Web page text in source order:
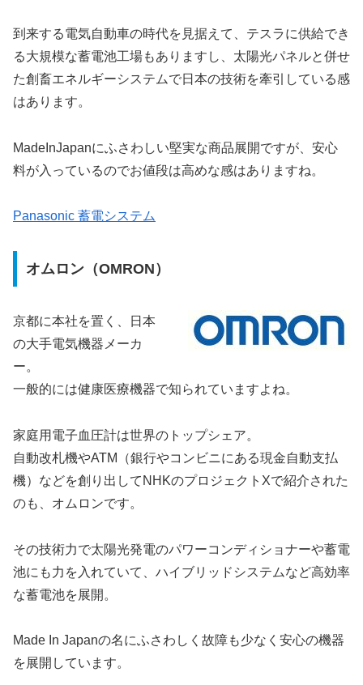
到来する電気自動車の時代を見据えて、テスラに供給でき
る大規模な蓄電池工場もありますし、太陽光パネルと併せ
た創畜エネルギーシステムで日本の技術を牽引している感
はあります。
MadeInJapanにふさわしい堅実な商品展開ですが、安心
料が入っているのでお値段は高めな感はありますね。
Panasonic 蓄電システム
オムロン（OMRON）
京都に本社を置く、日本
の大手電気機器メーカ
ー。
一般的には健康医療機器で知られていますよね。
家庭用電子血圧計は世界のトップシェア。
自動改札機やATM（銀行やコンビニにある現金自動支払
機）などを創り出してNHKのプロジェクトXで紹介された
のも、オムロンです。
その技術力で太陽光発電のパワーコンディショナーや蓄電
池にも力を入れていて、ハイブリッドシステムなど高効率
な蓄電池を展開。
Made In Japanの名にふさわしく故障も少なく安心の機器
を展開しています。